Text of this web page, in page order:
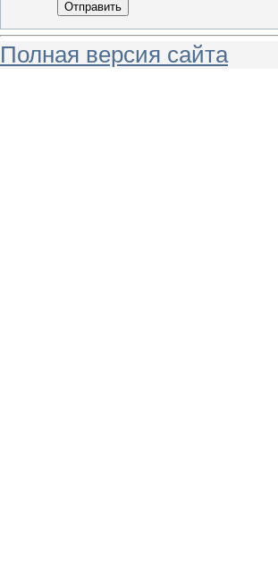
Отправить
Полная версия сайта